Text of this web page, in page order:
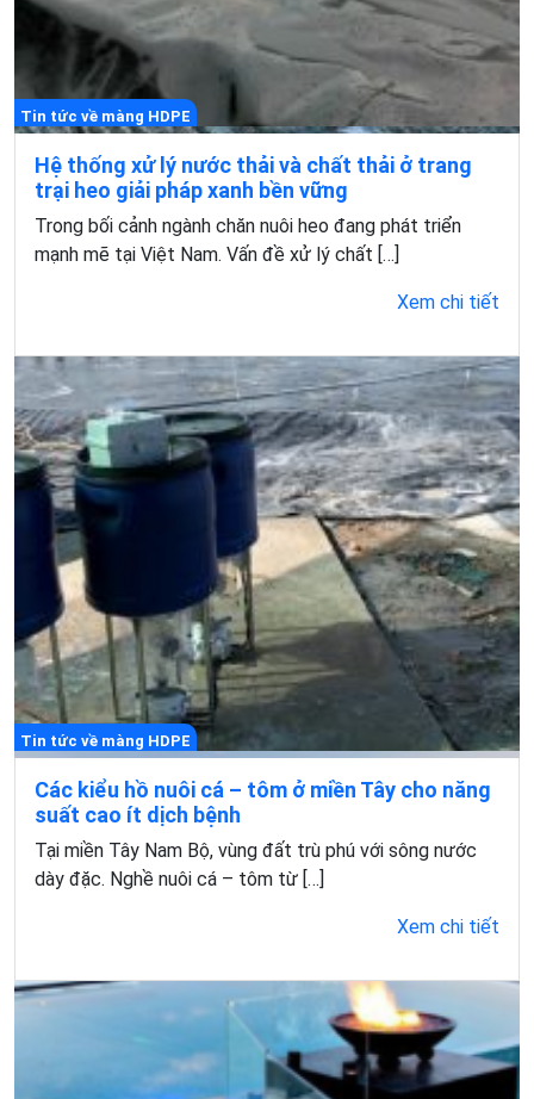
Tin tức về màng HDPE
Hệ thống xử lý nước thải và chất thải ở trang
trại heo giải pháp xanh bền vững
Trong bối cảnh ngành chăn nuôi heo đang phát triển
mạnh mẽ tại Việt Nam. Vấn đề xử lý chất […]
Xem chi tiết
Tin tức về màng HDPE
Các kiểu hồ nuôi cá – tôm ở miền Tây cho năng
suất cao ít dịch bệnh
Tại miền Tây Nam Bộ, vùng đất trù phú với sông nước
dày đặc. Nghề nuôi cá – tôm từ […]
Xem chi tiết